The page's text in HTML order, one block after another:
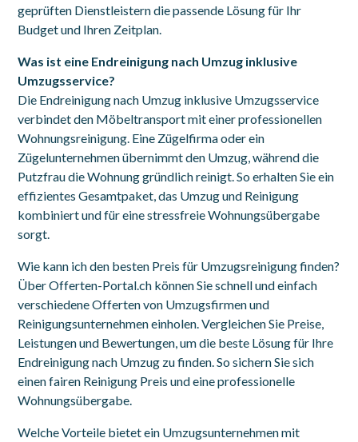
geprüften Dienstleistern die passende Lösung für Ihr
Budget und Ihren Zeitplan.
Was ist eine Endreinigung nach Umzug inklusive
Umzugsservice?
Die Endreinigung nach Umzug inklusive Umzugsservice
verbindet den Möbeltransport mit einer professionellen
Wohnungsreinigung. Eine Zügelfirma oder ein
Zügelunternehmen übernimmt den Umzug, während die
Putzfrau die Wohnung gründlich reinigt. So erhalten Sie ein
effizientes Gesamtpaket, das Umzug und Reinigung
kombiniert und für eine stressfreie Wohnungsübergabe
sorgt.
Wie kann ich den besten Preis für Umzugsreinigung finden?
Über Offerten-Portal.ch können Sie schnell und einfach
verschiedene Offerten von Umzugsfirmen und
Reinigungsunternehmen einholen. Vergleichen Sie Preise,
Leistungen und Bewertungen, um die beste Lösung für Ihre
Endreinigung nach Umzug zu finden. So sichern Sie sich
einen fairen Reinigung Preis und eine professionelle
Wohnungsübergabe.
Welche Vorteile bietet ein Umzugsunternehmen mit